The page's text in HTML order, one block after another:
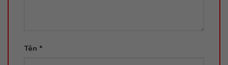
Tên *